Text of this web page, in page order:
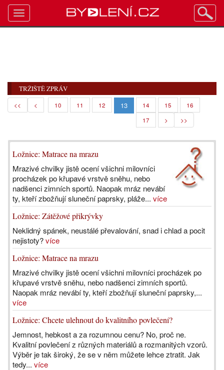
TRŽIŠTĚ ZPRÁV
<< < 10 11 12 13 14 15
16
17
> >>
Ložnice: Matrace na mrazu
Mrazivé chvilky jistě ocení všichni milovníci
procházek po křupavé vrstvě sněhu, nebo
nadšenci zimních sportů. Naopak mráz nevábí
ty, kteří zbožňují sluneční paprsky, pláže... více
Ložnice: Zátěžové přikrývky
Neklidný spánek, neustálé převalování, snad i chlad a pocit
nejistoty?více
Ložnice: Matrace na mrazu
Mrazivé chvilky jistě ocení všichni milovníci procházek po
křupavé vrstvě sněhu, nebo nadšenci zimních sportů.
Naopak mráz nevábí ty, kteří zbožňují sluneční paprsky,...
více
Ložnice: Chcete ulehnout do kvalitního povlečení?
Jemnost, hebkost a za rozumnou cenu? No, proč ne.
Kvalitní povlečení z různých materiálů a rozmanitých vzorů.
Výběr je tak široký, že se v něm můžete lehce ztratit. Jak
tedy... více
Toggle
navigation